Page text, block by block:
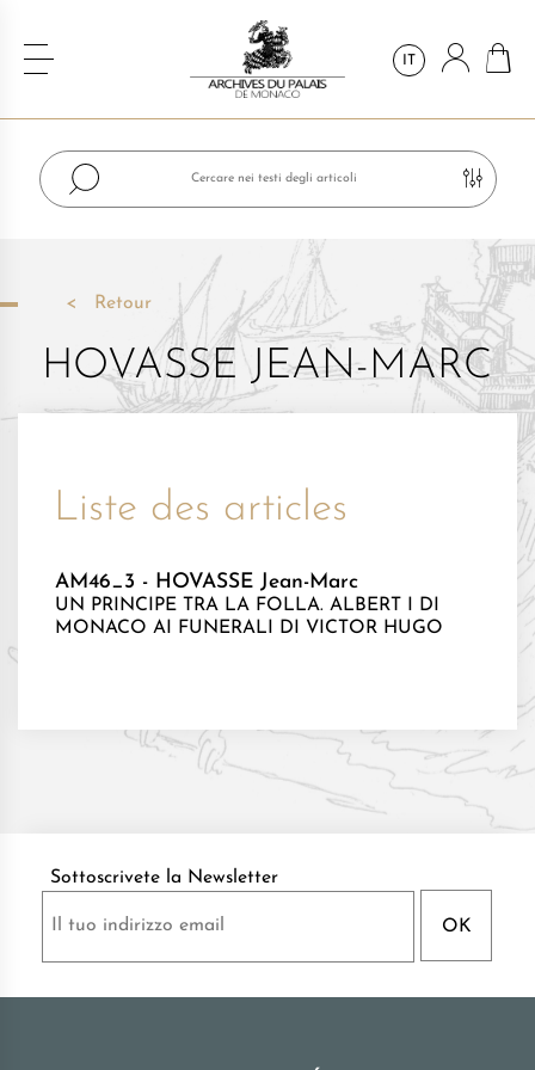
IT
Retour
HOVASSE JEAN-MARC
Liste des articles
AM46_3 - HOVASSE Jean-Marc
UN PRINCIPE TRA LA FOLLA. ALBERT I DI
MONACO AI FUNERALI DI VICTOR HUGO
Sottoscrivete la Newsletter